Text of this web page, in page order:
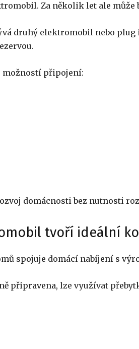
Za několik let ale může
druhý elektromobil nebo
možností připojení:
domácnosti bez nutnosti
tvoří ideální
spojuje domácí nabíjení s
připravena, lze využívat